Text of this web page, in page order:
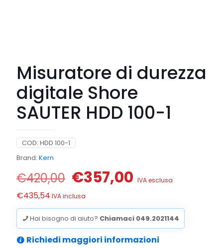
Misuratore di durezza
digitale Shore
SAUTER HDD 100-1
COD: HDD 100-1
Brand: Kern
€420,00 Il
prezzo
originale
era:
€420,00.
€357,00 Il
attuale
è:
€357,00.
IVA esclusa
€435,54 IVA inclusa
Hai bisogno di aiuto? Chiamaci 049.2021144
Richiedi maggiori informazioni